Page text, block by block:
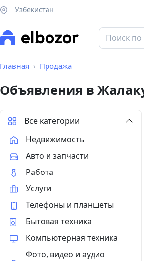
Узбекистан
Главная Продажа
Объявления в
Все категории
Недвижимость
Авто и запчасти
Работа
Услуги
Телефоны и планшеты
Бытовая техника
Компьютерная техника
Фото, видео и аудио